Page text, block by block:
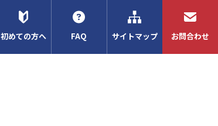
初めての方へ FAQ サイトマップ お問合わせ